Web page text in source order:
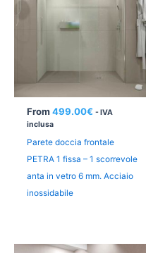
From 499.00€ - IVA
inclusa
Parete doccia frontale
PETRA 1 fissa – 1 scorrevole
anta in vetro 6 mm. Acciaio
inossidabile